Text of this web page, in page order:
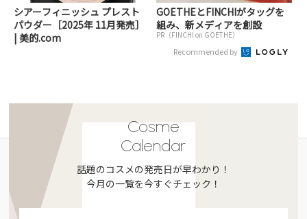
シアーフィニッシュ プレスト
パウダー［2025年 11月発売］
| 美的.com
GOETHEとFINCHIがタッグを
組み、新メディアを創設
PR（FINCHI on GOETHE）
Recommended by
Cosme
Calendar
話題のコスメの発売日が早わかり！
今月の一覧を今すぐチェック！